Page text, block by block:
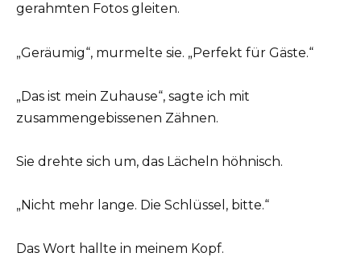
gerahmten Fotos gleiten.
„Geräumig“, murmelte sie. „Perfekt für Gäste.“
„Das ist mein Zuhause“, sagte ich mit
zusammengebissenen Zähnen.
Sie drehte sich um, das Lächeln höhnisch.
„Nicht mehr lange. Die Schlüssel, bitte.“
Das Wort hallte in meinem Kopf.